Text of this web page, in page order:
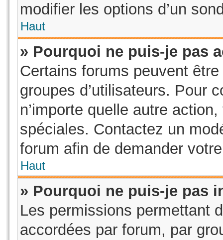
modifier les options d’un
Haut
» Pourquoi ne puis-je pas
Certains forums peuvent
groupes d’utilisateurs. Pour
n’importe quelle autre
spéciales. Contactez un
forum afin de demander
Haut
» Pourquoi ne puis-je pas
Les permissions permettant
accordées par forum, par